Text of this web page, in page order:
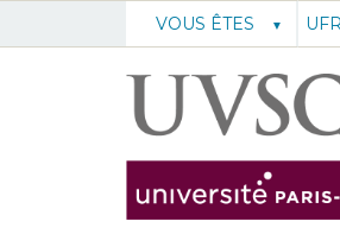
VOUS ÊTES